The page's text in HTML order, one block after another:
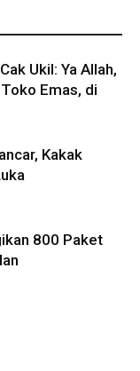
Ukil: Ya Allah,
Emas, di
Kakak
800 Paket